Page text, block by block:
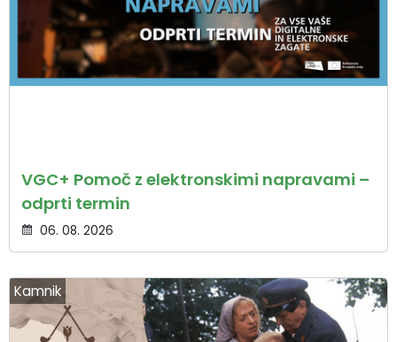
VGC+ Pomoč z elektronskimi napravami –
odprti termin
06. 08. 2026
Kamnik